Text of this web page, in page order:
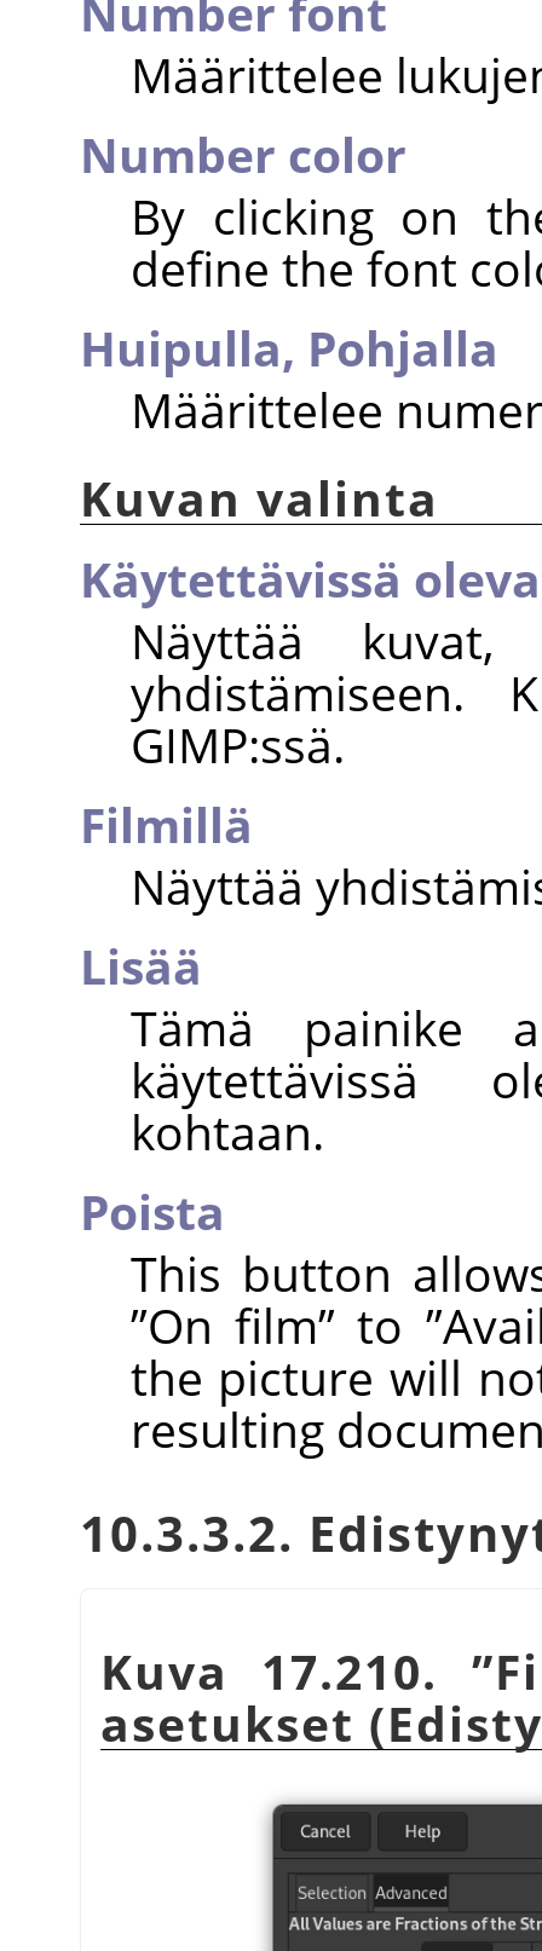
Number font
Määrittelee
Number color
By clicking on
define the font
Huipulla, Pohjalla
Määrittelee
Kuvan valinta
Käytettävissä
Näyttää
yhdistämiseen.
GIMP:ssä.
Filmillä
Näyttää
Lisää
Tämä painike
käytettävissä
kohtaan.
Poista
This button
”On film” to ”
the picture will
resulting
10.3.3.2.
Kuva 17.210. ”
asetukset